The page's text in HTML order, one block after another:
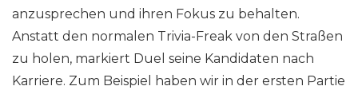
anzusprechen und ihren Fokus zu behalten.
Anstatt den normalen Trivia-Freak von den Straßen
zu holen, markiert Duel seine Kandidaten nach
Karriere. Zum Beispiel haben wir in der ersten Partie